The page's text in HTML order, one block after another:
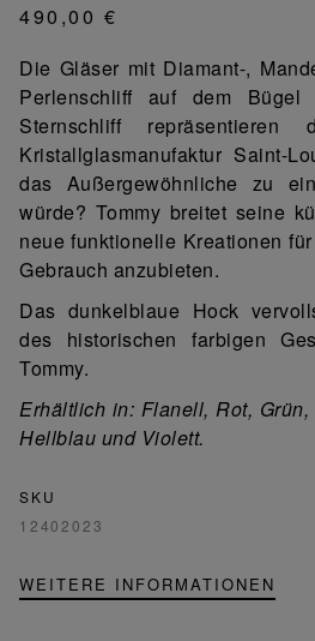
490,00 €
Die Gläser mit Diamant-,
Perlenschliff auf dem
Sternschliff
Kristallglasmanufaktur Saint-
das Außergewöhnliche zu
würde? Tommy breitet seine
neue funktionelle Kreationen
Gebrauch anzubieten.
Das dunkelblaue Hock
des historischen farbigen
Tommy.
Erhältlich in: Flanell, Rot, Grün,
Hellblau und Violett.
SKU
12402023
WEITERE INFORMATIONEN